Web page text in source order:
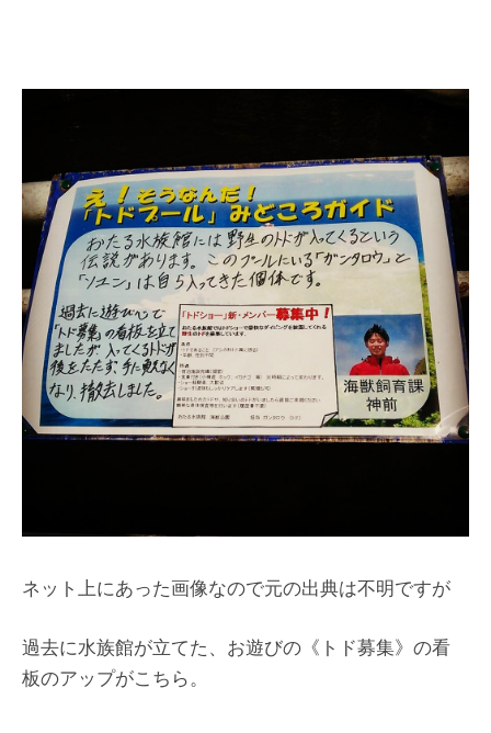
ネット上にあった画像なので元の出典は不明ですが
過去に水族館が立てた、お遊びの《トド募集》の看
板のアップがこちら。